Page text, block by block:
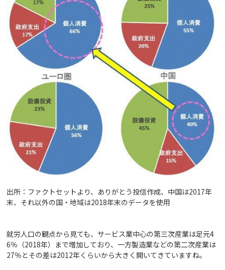
出所：ファクトセットより、ありがとう投信作成、中国は2017年
末、それ以外の国・地域は2018年末のデータを使用
就労人口の観点から見ても、サービス業中心の第三次産業は足元4
6％（2018年）まで増加しており、一方製造業などの第二次産業は
27％とその差は2012年くらいから大きく開いてきていますね。